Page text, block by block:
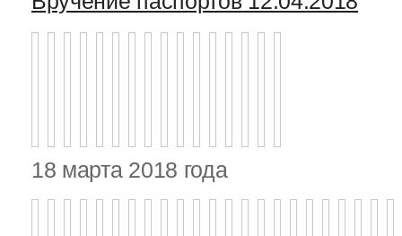
18 марта 2018 года